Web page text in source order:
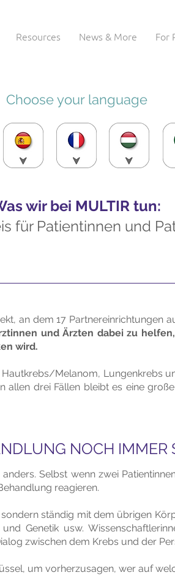
Resources News & More For
Choose your language
wir bei MULTIR tun:
für Patientinnen und
an dem 17 Partnereinrichtungen
und Ärzten dabei zu
wird.
Hautkrebs/Melanom, Lungenkrebs
allen drei Fällen bleibt es eine
NOCH IMMER
Selbst wenn zwei
reagieren.
ständig mit dem übrigen
Genetik usw.
zwischen dem Krebs und der
um vorherzusagen, wer auf